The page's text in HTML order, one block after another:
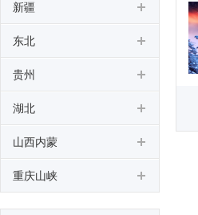
新疆
东北
贵州
湖北
山西内蒙
重庆山峡